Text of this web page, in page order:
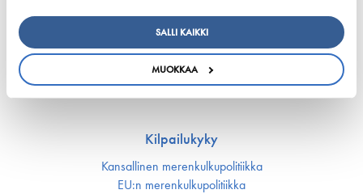
SALLI KAIKKI
MUOKKAA
European shipping and aviation sectors urge EU to
channel ETS revenues into clean fuels
22. kesäkuuta 2026 - safety4sea.com
Kilpailukyky
Kansallinen merenkulku­politiikka
EU:n merenkulku­politiikka